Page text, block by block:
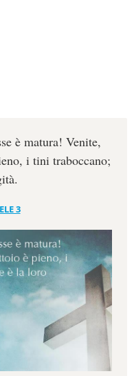
è matura! Venite,
i tini traboccano;
3